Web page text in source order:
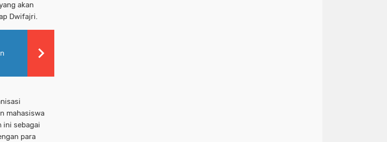
akan
Dwifajri.
mahasiswa
ini sebagai
para